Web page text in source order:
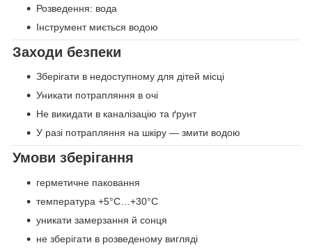
Розведення: вода
Інструмент миється водою
Заходи безпеки
Зберігати в недоступному для дітей місці
Уникати потрапляння в очі
Не викидати в каналізацію та ґрунт
У разі потрапляння на шкіру — змити водою
Умови зберігання
герметичне паковання
температура +5°C…+30°C
уникати замерзання й сонця
не зберігати в розведеному вигляді